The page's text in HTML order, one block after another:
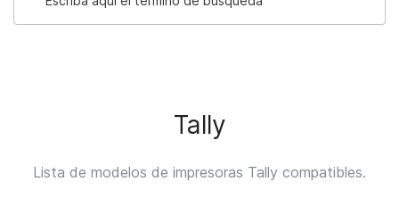
Tally
Lista de modelos de impresoras Tally compatibles.